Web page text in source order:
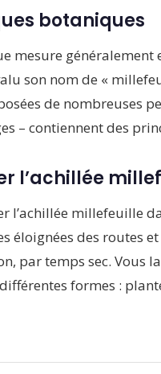
botaniques
mesure généralement
son nom de «
de nombreuses
– contiennent des
l’achillée
l’achillée millefeuille
éloignées des routes
par temps sec. Vous
formes :